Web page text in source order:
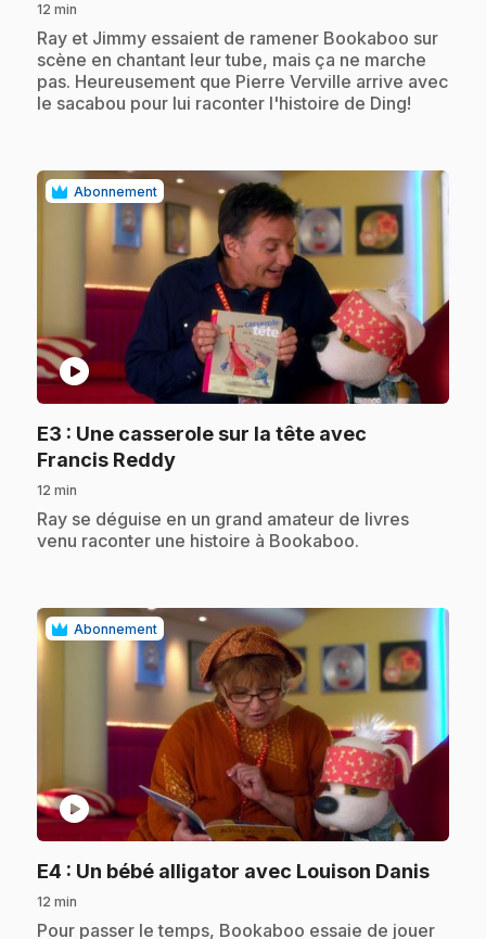
12 min
.Ray et Jimmy essaient de ramener Bookaboo sur
scène en chantant leur tube, mais ça ne marche
pas. Heureusement que Pierre Verville arrive avec
le sacabou pour lui raconter l'histoire de Ding!
Abonnement
play_circle
E3 : Une casserole sur la tête avec
Francis Reddy.
12 min
.Ray se déguise en un grand amateur de livres
venu raconter une histoire à Bookaboo.
Abonnement
play_circle
E4 : Un bébé alligator avec Louison Danis.
12 min
.Pour passer le temps, Bookaboo essaie de jouer